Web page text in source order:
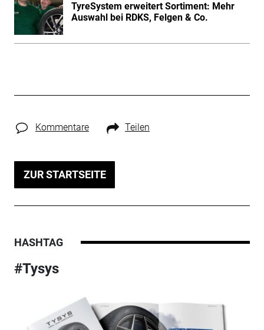
TyreSystem erweitert Sortiment: Mehr
Auswahl bei RDKS, Felgen & Co.
Kommentare Teilen
ZUR STARTSEITE
HASHTAG
#Tysys